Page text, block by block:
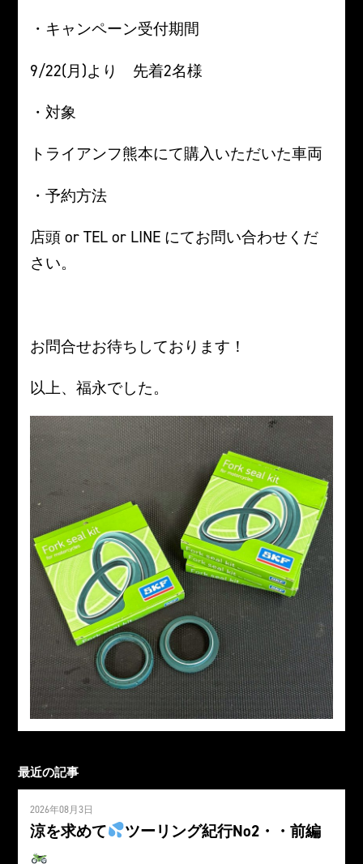
・キャンペーン受付期間
9/22(月)より 先着2名様
・対象
トライアンフ熊本にて購入いただいた車両
・予約方法
店頭 or TEL or LINE にてお問い合わせくだ
さい。
お問合せお待ちしております！
以上、福永でした。
最近の記事
2026年08月3日
涼を求めて ツーリング紀行No2・・前編